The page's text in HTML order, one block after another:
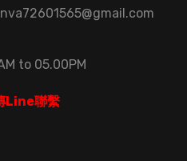
to 05.00PM
Line聯繫